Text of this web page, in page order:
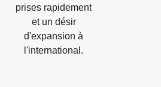
prises rapidement
et un désir
d'expansion à
l'international.